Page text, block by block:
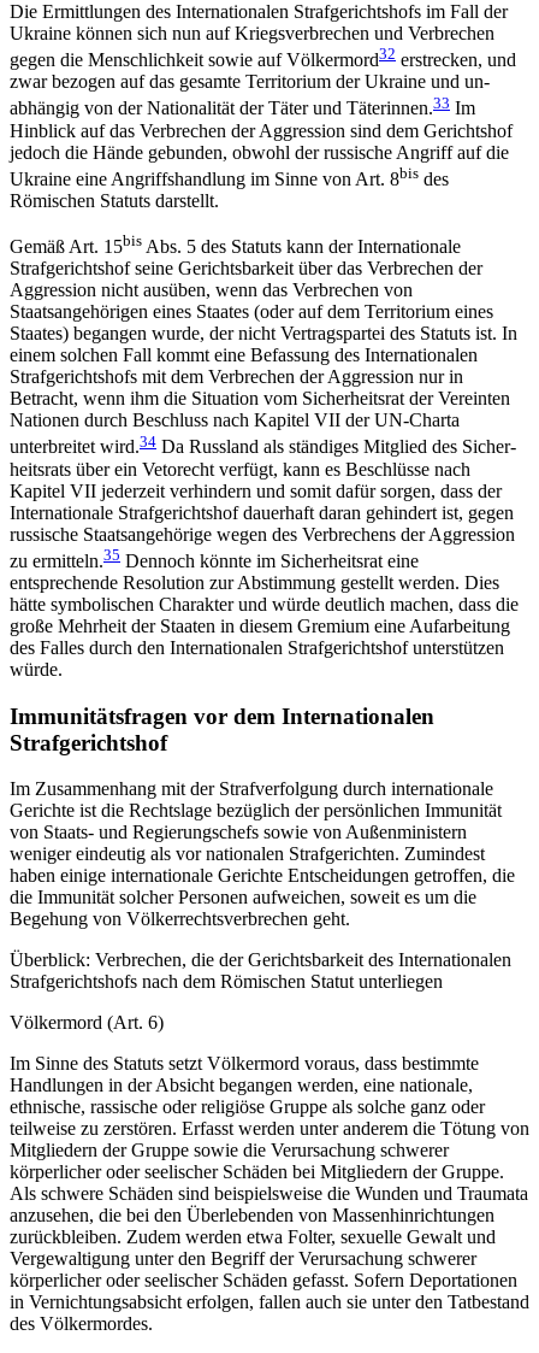
Die Ermittlungen des Internationalen Strafgerichts­hofs im Fall der
Ukraine können sich nun auf Kriegs­verbrechen und Verbrechen
gegen die Menschlichkeit sowie auf Völkermord32 erstrecken, und
zwar bezo­gen auf das gesamte Territorium der Ukraine und un­
abhängig von der Nationalität der Täter und Täterinnen.33 Im
Hinblick auf das Verbrechen der Aggression sind dem Gerichtshof
jedoch die Hände gebunden, obwohl der russische Angriff auf die
Ukraine eine Angriffshandlung im Sinne von Art. 8bis des
Römischen Statuts darstellt.
Gemäß Art. 15bis Abs. 5 des Statuts kann der Internationale
Strafgerichtshof seine Gerichtsbarkeit über das Verbrechen der
Aggression nicht ausüben, wenn das Verbrechen von
Staatsangehörigen eines Staates (oder auf dem Territorium eines
Staates) begangen wurde, der nicht Vertragspartei des Statuts ist. In
einem solchen Fall kommt eine Befassung des Inter­nationalen
Strafgerichtshofs mit dem Verbrechen der Aggression nur in
Betracht, wenn ihm die Situation vom Sicherheitsrat der Vereinten
Nationen durch Beschluss nach Kapitel VII der UN-Charta
unterbreitet wird.34 Da Russland als ständiges Mitglied des Sicher­
heitsrats über ein Vetorecht verfügt, kann es Be­schlüsse nach
Kapitel VII jederzeit verhindern und somit dafür sorgen, dass der
Internationale Strafgerichtshof dauerhaft daran gehindert ist, gegen
russi­sche Staatsangehörige wegen des Verbrechens der Aggression
zu ermitteln.35 Dennoch könnte im Sicherheitsrat eine
entsprechende Resolution zur Ab­stimmung gestellt werden. Dies
hätte symbolischen Charakter und würde deutlich machen, dass die
große Mehrheit der Staaten in diesem Gremium eine Aufarbeitung
des Falles durch den Internationalen Strafgerichtshof unterstützen
würde.
Immunitätsfragen vor dem Internationalen
Strafgerichtshof
Im Zusammenhang mit der Strafverfolgung durch internationale
Gerichte ist die Rechtslage bezüglich der persönlichen Immunität
von Staats- und Regie­rungschefs sowie von Außenministern
weniger ein­deutig als vor nationalen Strafgerichten. Zumindest
haben einige internationale Gerichte Entscheidungen getroffen, die
die Immunität solcher Personen auf­weichen, soweit es um die
Begehung von Völkerrechtsverbrechen geht.
Überblick: Verbrechen, die der Gerichtsbarkeit des Internationalen
Strafgerichtshofs nach dem Römischen Statut unterliegen
Völkermord (Art. 6)
Im Sinne des Statuts setzt Völkermord voraus, dass bestimmte
Handlungen in der Absicht begangen werden, eine nationale,
ethnische, rassische oder religiöse Gruppe als solche ganz oder
teilweise zu zerstören. Erfasst werden unter anderem die Tötung von
Mitgliedern der Gruppe sowie die Verursachung schwerer
körperlicher oder seelischer Schäden bei Mitgliedern der Gruppe.
Als schwere Schäden sind beispielsweise die Wun­den und Traumata
anzusehen, die bei den Überlebenden von Massenhinrichtungen
zurückbleiben. Zudem werden etwa Folter, sexuelle Gewalt und
Vergewaltigung unter den Begriff der Verursachung schwerer
körperlicher oder seelischer Schä­den gefasst. Sofern Deportationen
in Vernichtungsabsicht erfol­gen, fallen auch sie unter den Tatbestand
des Völkermordes.